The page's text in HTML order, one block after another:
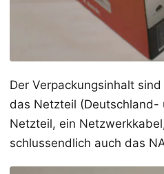
Der Verpackungsinhalt
das Netzteil (Deutschland-
Netzteil, ein
schlussendlich auch das